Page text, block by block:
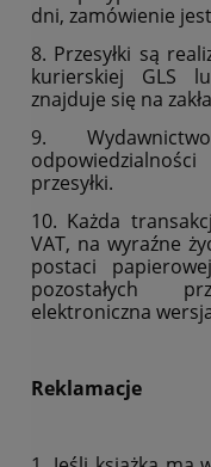
dni, zamówienie
8. Przesyłki są
kurierskiej GLS
znajduje się na
9.
przesyłki.
10. Każda
VAT, na wyraźne
postaci
pozostałych
elektroniczna
Reklamacje